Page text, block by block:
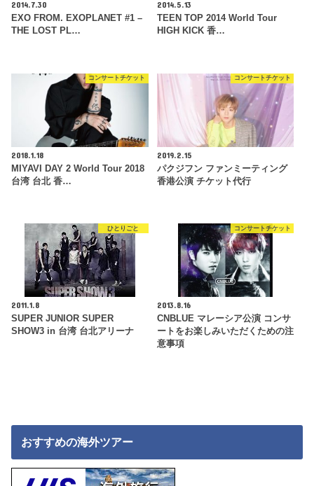
2014.7.30
EXO FROM. EXOPLANET #1 –
THE LOST PL…
2014.5.13
TEEN TOP 2014 World Tour
HIGH KICK 香…
コンサートチケット
2018.1.18
MIYAVI DAY 2 World Tour 2018
台湾 台北 香…
コンサートチケット
2019.2.15
パクジフン ファンミーティング
香港公演 チケット代行
ひとりごと
2011.1.8
SUPER JUNIOR SUPER
SHOW3 in 台湾 台北アリーナ
コンサートチケット
2013.8.16
CNBLUE マレーシア公演 コンサ
ートをお楽しみいただくための注
意事項
おすすめの海外ツアー